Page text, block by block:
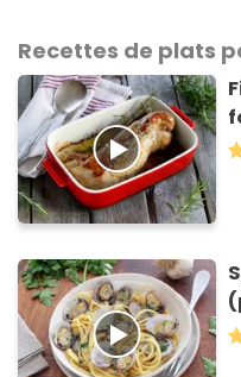
Recettes de plats